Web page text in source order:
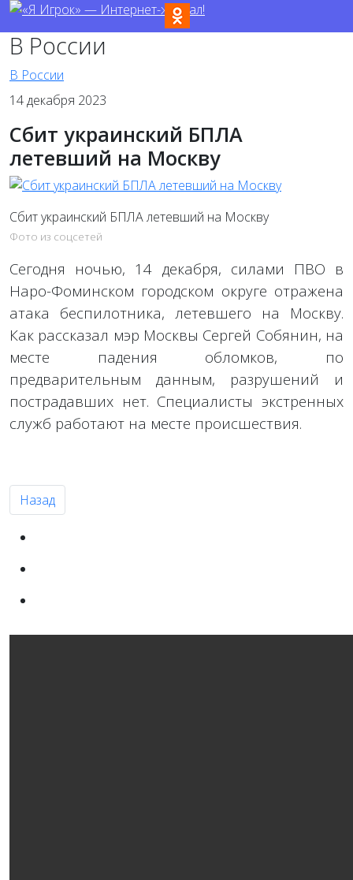
В России
В России
14 декабря 2023
Сбит украинский БПЛА
летевший на Москву
Сбит украинский БПЛА летевший на Москву
Фото из соцсетей
Сегодня ночью, 14 декабря, силами ПВО в
Наро-Фоминском городском округе отражена
атака беспилотника, летевшего на Москву.
Как рассказал мэр Москвы Сергей Собянин, на
месте падения обломков, по
предварительным данным, разрушений и
пострадавших нет. Специалисты экстренных
служб работают на месте происшествия.
Предыдущий: На Россию наступает «Рикса»
Назад